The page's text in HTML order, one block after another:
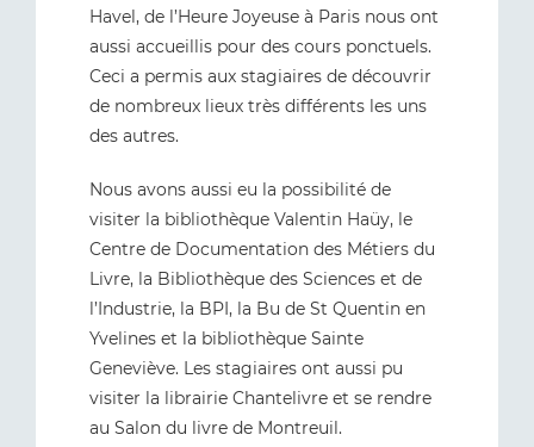
Havel, de l’Heure Joyeuse à Paris nous ont
aussi accueillis pour des cours ponctuels.
Ceci a permis aux stagiaires de découvrir
de nombreux lieux très différents les uns
des autres.
Nous avons aussi eu la possibilité de
visiter la bibliothèque Valentin Haüy, le
Centre de Documentation des Métiers du
Livre, la Bibliothèque des Sciences et de
l’Industrie, la BPI, la Bu de St Quentin en
Yvelines et la bibliothèque Sainte
Geneviève. Les stagiaires ont aussi pu
visiter la librairie Chantelivre et se rendre
au Salon du livre de Montreuil.